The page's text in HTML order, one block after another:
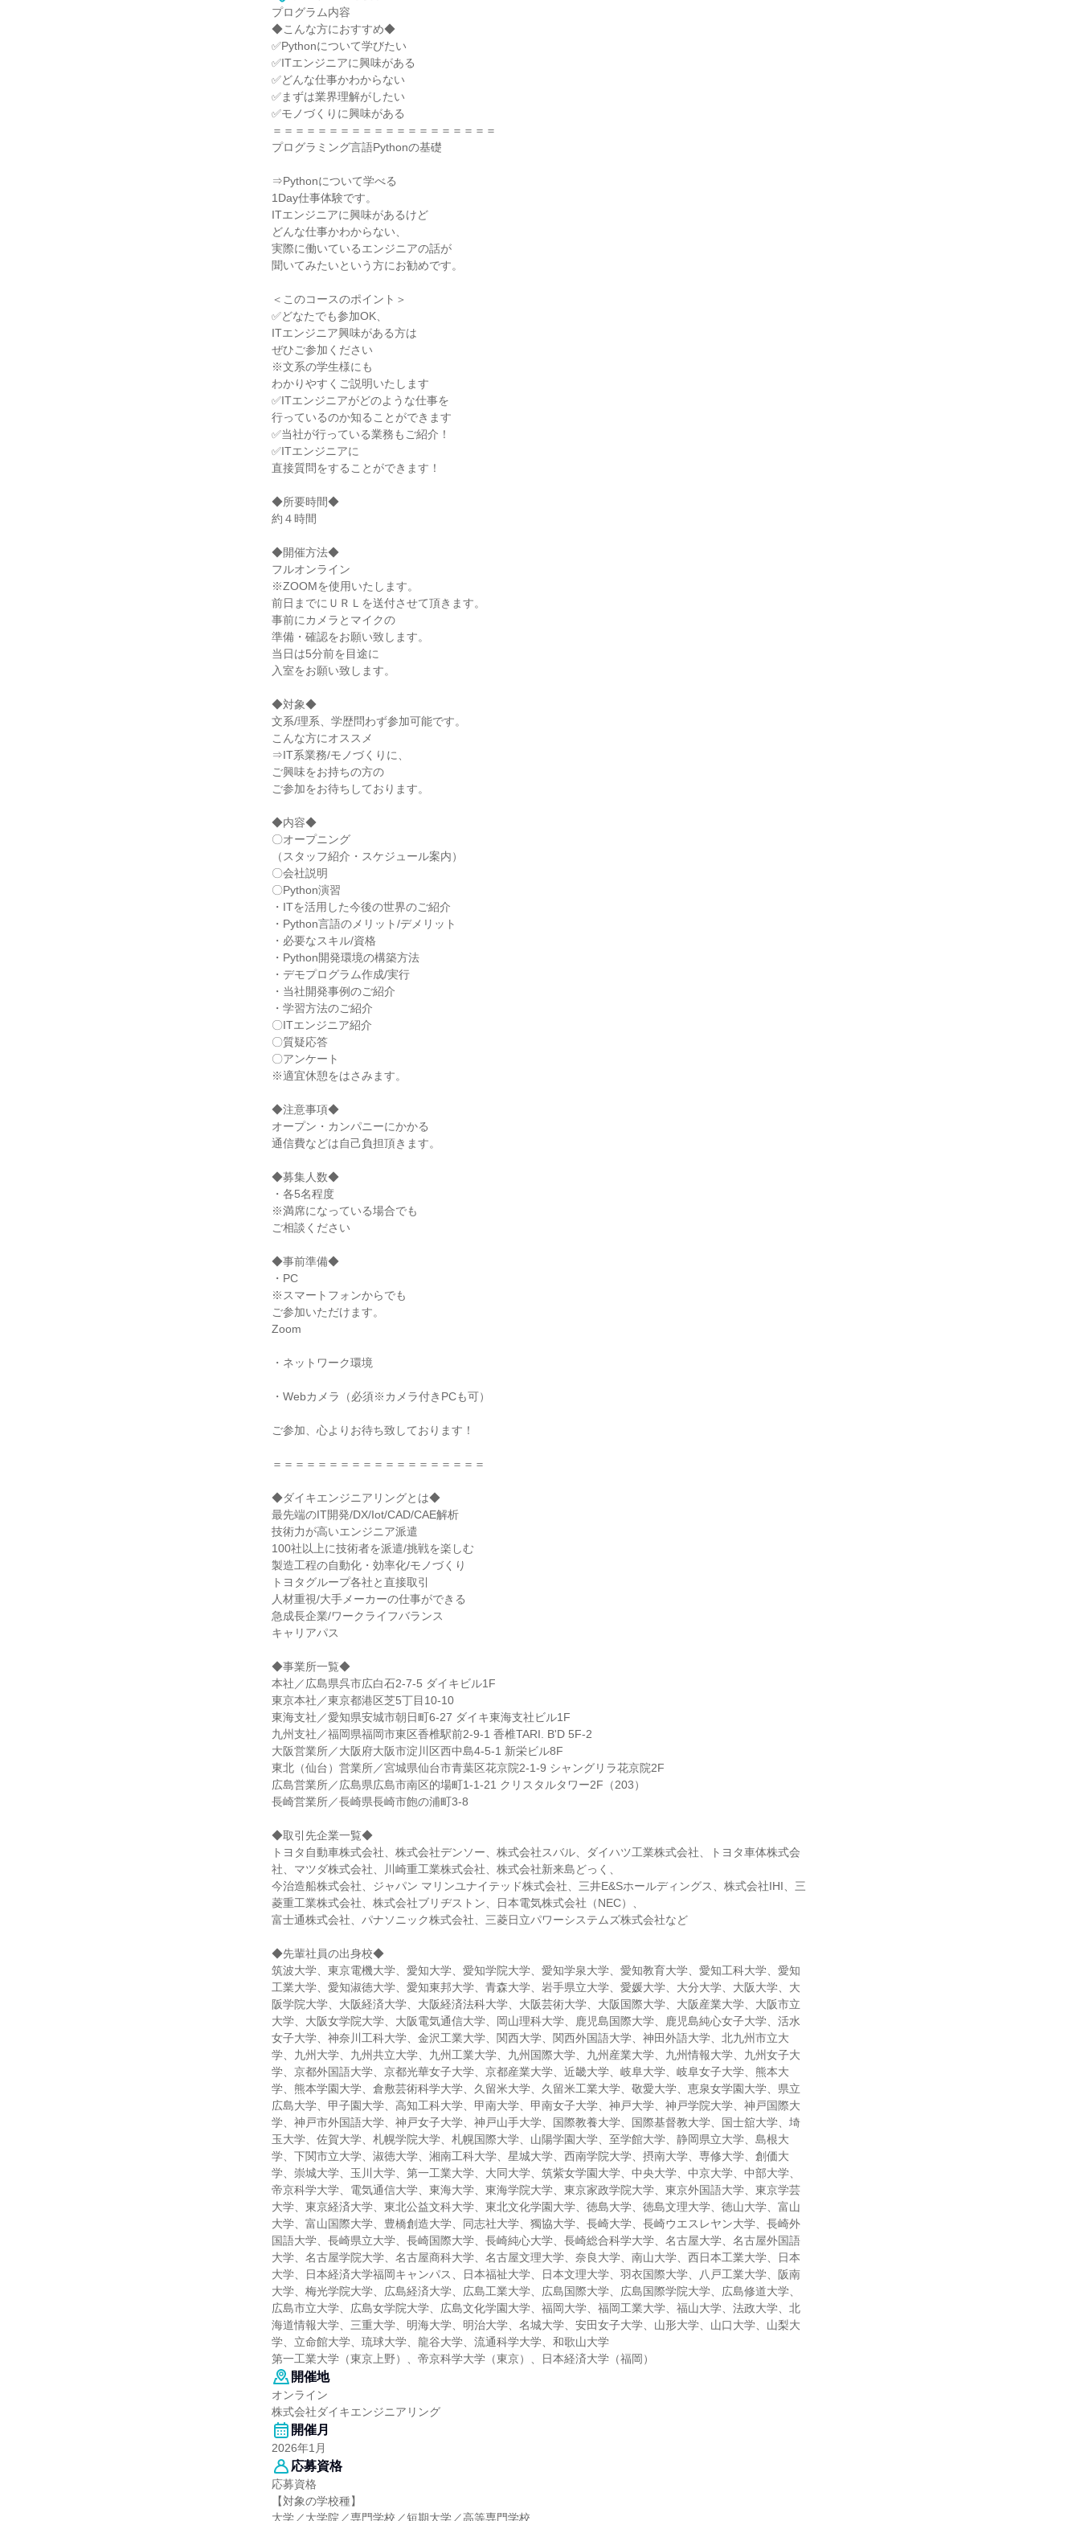
プログラム内容
◆こんな方におすすめ◆
✅Pythonについて学びたい
✅ITエンジニアに興味がある
✅どんな仕事かわからない
✅まずは業界理解がしたい
✅モノづくりに興味がある
＝＝＝＝＝＝＝＝＝＝＝＝＝＝＝＝＝＝＝＝
プログラミング言語Pythonの基礎
⇒Pythonについて学べる
1Day仕事体験です。
ITエンジニアに興味があるけど
どんな仕事かわからない、
実際に働いているエンジニアの話が
聞いてみたいという方にお勧めです。
＜このコースのポイント＞
✅どなたでも参加OK、
ITエンジニア興味がある方は
ぜひご参加ください
※文系の学生様にも
わかりやすくご説明いたします
✅ITエンジニアがどのような仕事を
行っているのか知ることができます
✅当社が行っている業務もご紹介！
✅ITエンジニアに
直接質問をすることができます！
◆所要時間◆
約４時間
◆開催方法◆
フルオンライン
※ZOOMを使用いたします。
前日までにＵＲＬを送付させて頂きます。
事前にカメラとマイクの
準備・確認をお願い致します。
当日は5分前を目途に
入室をお願い致します。
◆対象◆
文系/理系、学歴問わず参加可能です。
こんな方にオススメ
⇒IT系業務/モノづくりに、
ご興味をお持ちの方の
ご参加をお待ちしております。
◆内容◆
〇オープニング
（スタッフ紹介・スケジュール案内）
〇会社説明
〇Python演習
・ITを活用した今後の世界のご紹介
・Python言語のメリット/デメリット
・必要なスキル/資格
・Python開発環境の構築方法
・デモプログラム作成/実行
・当社開発事例のご紹介
・学習方法のご紹介
〇ITエンジニア紹介
〇質疑応答
〇アンケート
※適宜休憩をはさみます。
◆注意事項◆
オープン・カンパニーにかかる
通信費などは自己負担頂きます。
◆募集人数◆
・各5名程度
※満席になっている場合でも
ご相談ください
◆事前準備◆
・PC
※スマートフォンからでも
ご参加いただけます。
Zoom
・ネットワーク環境
・Webカメラ（必須※カメラ付きPCも可）
ご参加、心よりお待ち致しております！
＝＝＝＝＝＝＝＝＝＝＝＝＝＝＝＝＝＝＝
◆ダイキエンジニアリングとは◆
最先端のIT開発/DX/Iot/CAD/CAE解析
技術力が高いエンジニア派遣
100社以上に技術者を派遣/挑戦を楽しむ
製造工程の自動化・効率化/モノづくり
トヨタグループ各社と直接取引
人材重視/大手メーカーの仕事ができる
急成長企業/ワークライフバランス
キャリアパス
◆事業所一覧◆
本社／広島県呉市広白石2-7-5 ダイキビル1F
東京本社／東京都港区芝5丁目10-10
東海支社／愛知県安城市朝日町6-27 ダイキ東海支社ビル1F
九州支社／福岡県福岡市東区香椎駅前2-9-1 香椎TARI. B'D 5F-2
大阪営業所／大阪府大阪市淀川区西中島4-5-1 新栄ビル8F
東北（仙台）営業所／宮城県仙台市青葉区花京院2-1-9 シャングリラ花京院2F
広島営業所／広島県広島市南区的場町1-1-21 クリスタルタワー2F（203）
長崎営業所／長崎県長崎市飽の浦町3-8
◆取引先企業一覧◆
トヨタ自動車株式会社、株式会社デンソー、株式会社スバル、ダイハツ工業株式会社、トヨタ車体株式会
社、マツダ株式会社、川崎重工業株式会社、株式会社新来島どっく、
今治造船株式会社、ジャパン マリンユナイテッド株式会社、三井E&Sホールディングス、株式会社IHI、三
菱重工業株式会社、株式会社ブリヂストン、日本電気株式会社（NEC）、
富士通株式会社、パナソニック株式会社、三菱日立パワーシステムズ株式会社など
◆先輩社員の出身校◆
筑波大学、東京電機大学、愛知大学、愛知学院大学、愛知学泉大学、愛知教育大学、愛知工科大学、愛知
工業大学、愛知淑徳大学、愛知東邦大学、青森大学、岩手県立大学、愛媛大学、大分大学、大阪大学、大
阪学院大学、大阪経済大学、大阪経済法科大学、大阪芸術大学、大阪国際大学、大阪産業大学、大阪市立
大学、大阪女学院大学、大阪電気通信大学、岡山理科大学、鹿児島国際大学、鹿児島純心女子大学、活水
女子大学、神奈川工科大学、金沢工業大学、関西大学、関西外国語大学、神田外語大学、北九州市立大
学、九州大学、九州共立大学、九州工業大学、九州国際大学、九州産業大学、九州情報大学、九州女子大
学、京都外国語大学、京都光華女子大学、京都産業大学、近畿大学、岐阜大学、岐阜女子大学、熊本大
学、熊本学園大学、倉敷芸術科学大学、久留米大学、久留米工業大学、敬愛大学、恵泉女学園大学、県立
広島大学、甲子園大学、高知工科大学、甲南大学、甲南女子大学、神戸大学、神戸学院大学、神戸国際大
学、神戸市外国語大学、神戸女子大学、神戸山手大学、国際教養大学、国際基督教大学、国士舘大学、埼
玉大学、佐賀大学、札幌学院大学、札幌国際大学、山陽学園大学、至学館大学、静岡県立大学、島根大
学、下関市立大学、淑徳大学、湘南工科大学、星城大学、西南学院大学、摂南大学、専修大学、創価大
学、崇城大学、玉川大学、第一工業大学、大同大学、筑紫女学園大学、中央大学、中京大学、中部大学、
帝京科学大学、電気通信大学、東海大学、東海学院大学、東京家政学院大学、東京外国語大学、東京学芸
大学、東京経済大学、東北公益文科大学、東北文化学園大学、徳島大学、徳島文理大学、徳山大学、富山
大学、富山国際大学、豊橋創造大学、同志社大学、獨協大学、長崎大学、長崎ウエスレヤン大学、長崎外
国語大学、長崎県立大学、長崎国際大学、長崎純心大学、長崎総合科学大学、名古屋大学、名古屋外国語
大学、名古屋学院大学、名古屋商科大学、名古屋文理大学、奈良大学、南山大学、西日本工業大学、日本
大学、日本経済大学福岡キャンパス、日本福祉大学、日本文理大学、羽衣国際大学、八戸工業大学、阪南
大学、梅光学院大学、広島経済大学、広島工業大学、広島国際大学、広島国際学院大学、広島修道大学、
広島市立大学、広島女学院大学、広島文化学園大学、福岡大学、福岡工業大学、福山大学、法政大学、北
海道情報大学、三重大学、明海大学、明治大学、名城大学、安田女子大学、山形大学、山口大学、山梨大
学、立命館大学、琉球大学、龍谷大学、流通科学大学、和歌山大学
第一工業大学（東京上野）、帝京科学大学（東京）、日本経済大学（福岡）
開催地
オンライン
株式会社ダイキエンジニアリング
開催月
2026年1月
応募資格
応募資格
【対象の学校種】
大学／大学院／専門学校／短期大学／高等専門学校